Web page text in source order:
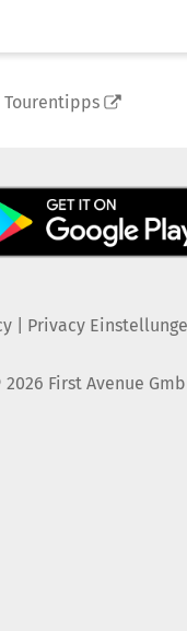
Tourentipps
| Privacy
2026 First Avenue